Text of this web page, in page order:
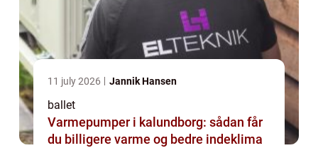
11 july 2026 Jannik Hansen
ballet
Varmepumper i kalundborg: sådan får
du billigere varme og bedre indeklima